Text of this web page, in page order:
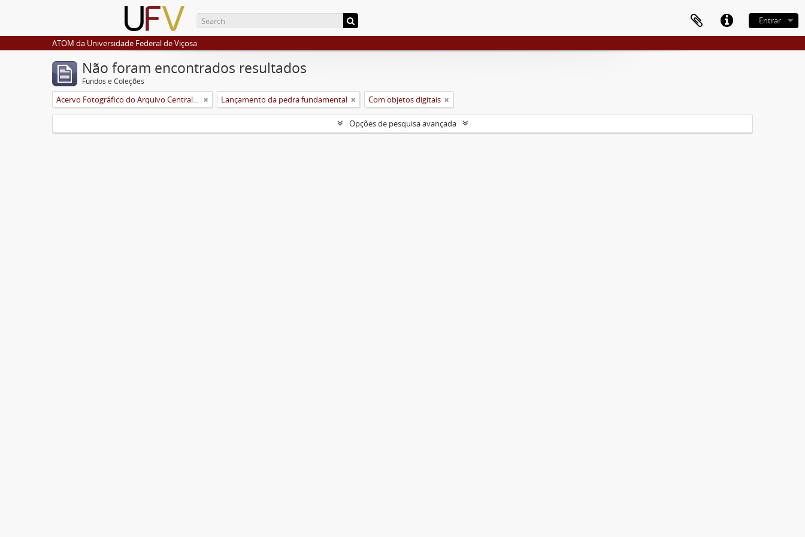
Entrar
ATOM da Universidade Federal de Viçosa
Não foram encontrados resultados
Fundos e Coleções
Acervo Fotográfico do Arquivo Central Histórico da UFV Lançamento da pedra fundamental Com objetos digitais
Opções de pesquisa avançada